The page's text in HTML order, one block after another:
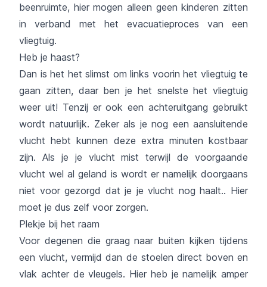
beenruimte, hier mogen alleen geen kinderen zitten
in verband met het evacuatieproces van een
vliegtuig.
Heb je haast?
Dan is het het slimst om links voorin het vliegtuig te
gaan zitten, daar ben je het snelste het vliegtuig
weer uit! Tenzij er ook een achteruitgang gebruikt
wordt natuurlijk. Zeker als je nog een aansluitende
vlucht hebt kunnen deze extra minuten kostbaar
zijn. Als je je vlucht mist terwijl de voorgaande
vlucht wel al geland is wordt er namelijk doorgaans
niet voor gezorgd dat je je vlucht nog haalt.. Hier
moet je dus zelf voor zorgen.
Plekje bij het raam
Voor degenen die graag naar buiten kijken tijdens
een vlucht, vermijd dan de stoelen direct boven en
vlak achter de vleugels. Hier heb je namelijk amper